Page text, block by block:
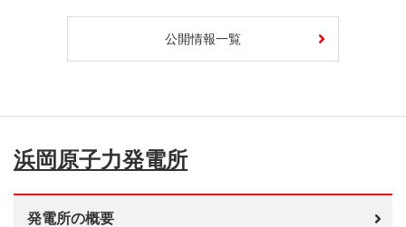
公開情報一覧
浜岡原子力発電所
発電所の概要